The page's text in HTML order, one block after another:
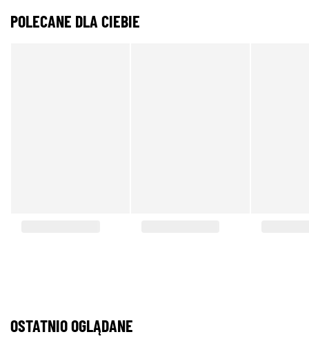
POLECANE DLA CIEBIE
OSTATNIO OGLĄDANE